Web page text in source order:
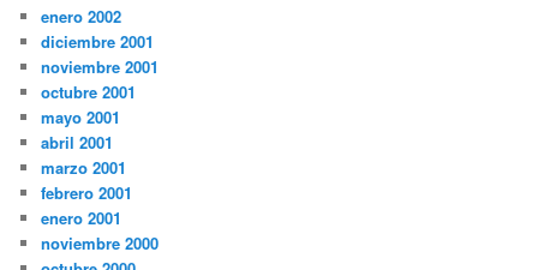
enero 2002
diciembre 2001
noviembre 2001
octubre 2001
mayo 2001
abril 2001
marzo 2001
febrero 2001
enero 2001
noviembre 2000